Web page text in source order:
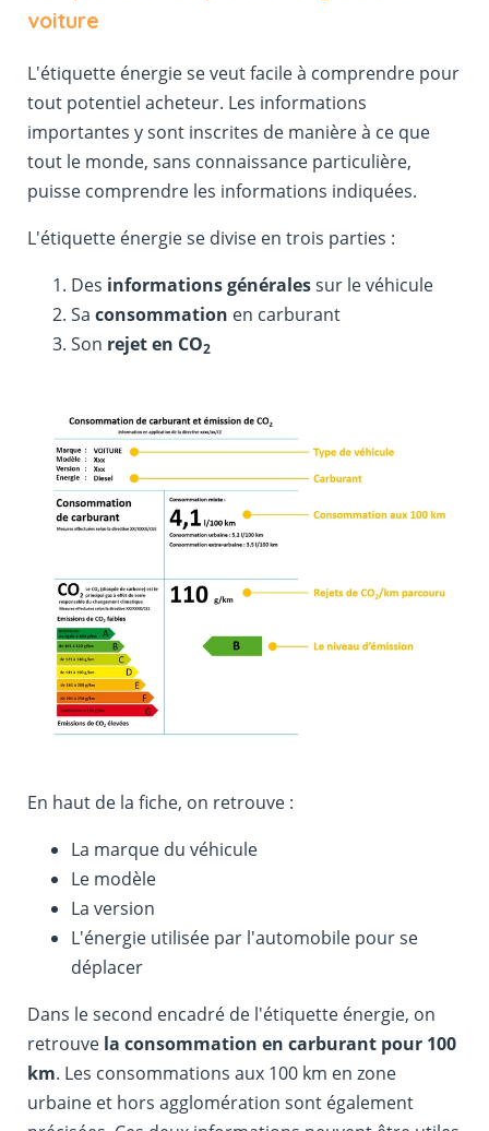
voiture
L'étiquette énergie se veut facile à comprendre pour
tout potentiel acheteur. Les informations
importantes y sont inscrites de manière à ce que
tout le monde, sans connaissance particulière,
puisse comprendre les informations indiquées.
L'étiquette énergie se divise en trois parties :
Des informations généralessur le véhicule
Sa consommation en carburant
Son rejet en CO2
En haut de la fiche, on retrouve :
La marque du véhicule
Le modèle
La version
L'énergie utilisée par l'automobile pour se
déplacer
Dans le second encadré de l'étiquette énergie, on
retrouve la consommation en carburant pour 100
km. Les consommations aux 100 km en zone
urbaine et hors agglomération sont également